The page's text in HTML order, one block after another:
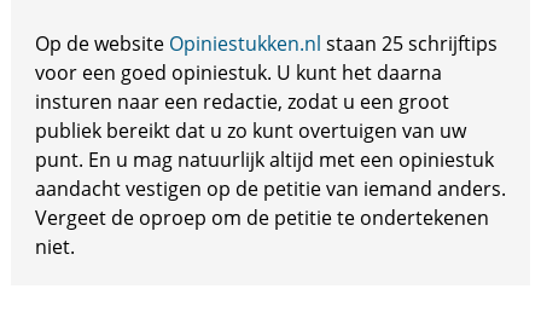
Op de website Opiniestukken.nl staan 25 schrijftips
voor een goed opiniestuk. U kunt het daarna
insturen naar een redactie, zodat u een groot
publiek bereikt dat u zo kunt overtuigen van uw
punt. En u mag natuurlijk altijd met een opiniestuk
aandacht vestigen op de petitie van iemand anders.
Vergeet de oproep om de petitie te ondertekenen
niet.